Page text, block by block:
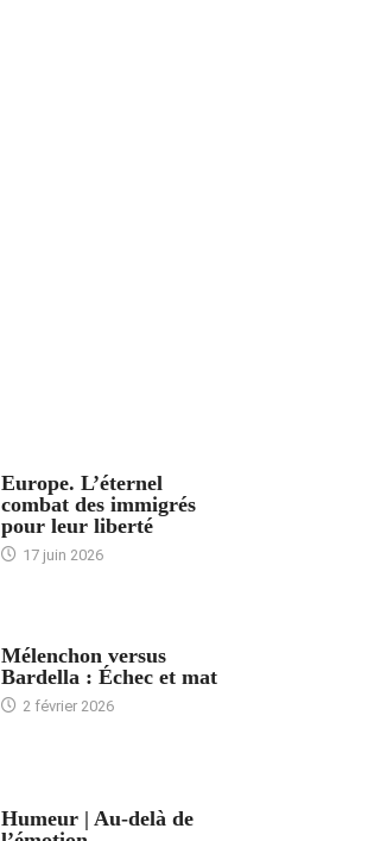
Europe. L’éternel
combat des immigrés
pour leur liberté
17 juin 2026
Mélenchon versus
Bardella : Échec et mat
2 février 2026
Humeur | Au-delà de